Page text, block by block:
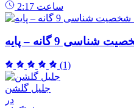
2:17 ساعت
9 گانه – پایه
(1)
جلیل گلشن
در